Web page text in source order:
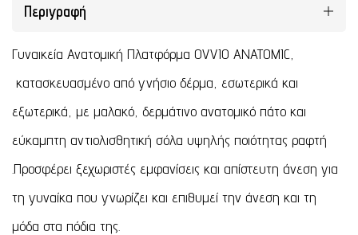
Περιγραφή
Γυναικεία Ανατομική Πλατφόρμα OVVIO ANATOMIC,
κατασκευασμένο από γνήσιο δέρμα, εσωτερικά και
εξωτερικά, με μαλακό, δερμάτινο ανατομικό πάτο και
εύκαμπτη αντιολισθητική σόλα υψηλής ποιότητας ραφτή
.Προσφέρει ξεχωριστές εμφανίσεις και απίστευτη άνεση για
τη γυναίκα που γνωρίζει και επιθυμεί την άνεση και τη
μόδα στα πόδια της.